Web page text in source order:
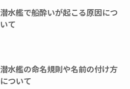
潜水艦で船酔いが起こる原因につ
いて
潜水艦の命名規則や名前の付け方
について